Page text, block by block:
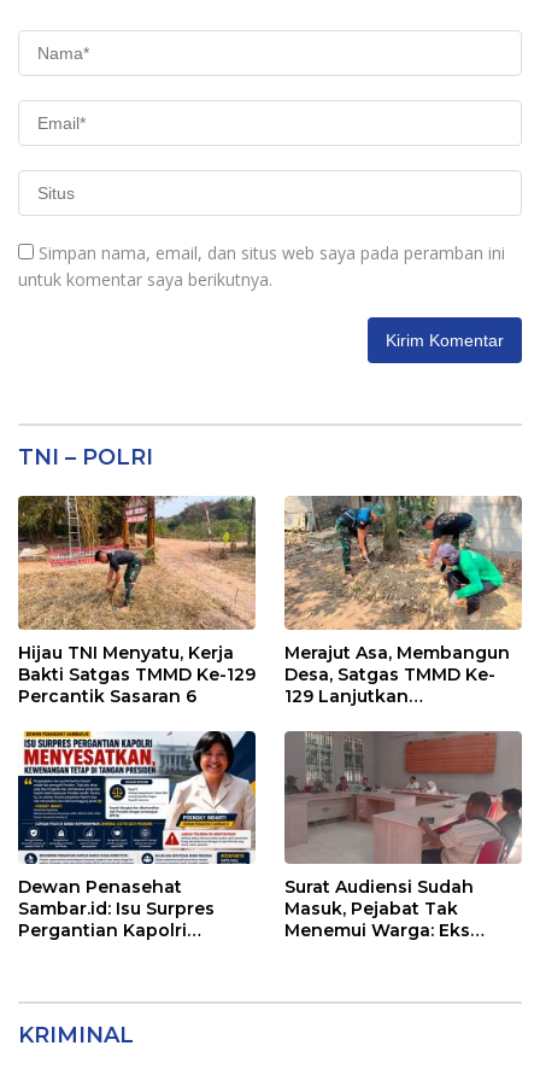
Simpan nama, email, dan situs web saya pada peramban ini
untuk komentar saya berikutnya.
TNI – POLRI
Hijau TNI Menyatu, Kerja
Bakti Satgas TMMD Ke-129
Percantik Sasaran 6
Merajut Asa, Membangun
Desa, Satgas TMMD Ke-
129 Lanjutkan
Dewan Penasehat
Sambar.id: Isu Surpres
Pergantian Kapolri
Surat Audiensi Sudah
Masuk, Pejabat Tak
Menemui Warga: Eks
KRIMINAL